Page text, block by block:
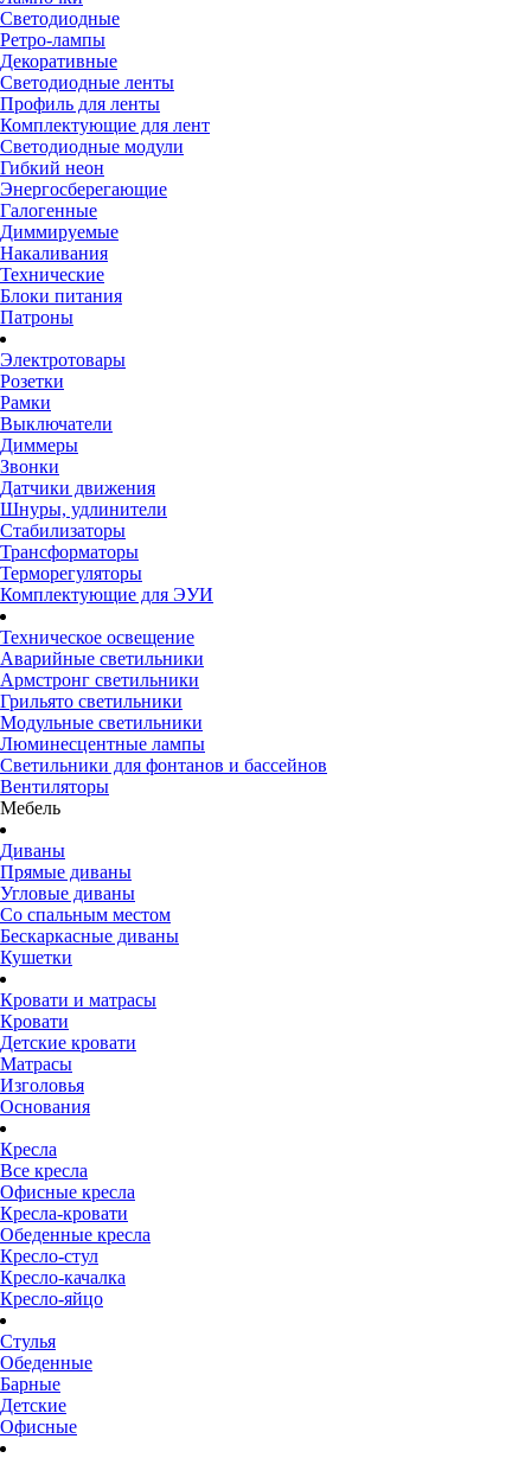
Светодиодные
Ретро-лампы
Декоративные
Светодиодные ленты
Профиль для ленты
Комплектующие для лент
Светодиодные модули
Гибкий неон
Энергосберегающие
Галогенные
Диммируемые
Накаливания
Технические
Блоки питания
Патроны
Электротовары
Розетки
Рамки
Выключатели
Диммеры
Звонки
Датчики движения
Шнуры, удлинители
Стабилизаторы
Трансформаторы
Терморегуляторы
Комплектующие для ЭУИ
Техническое освещение
Аварийные светильники
Армстронг светильники
Грильято светильники
Модульные светильники
Люминесцентные лампы
Светильники для фонтанов и бассейнов
Вентиляторы
Мебель
Диваны
Прямые диваны
Угловые диваны
Со спальным местом
Бескаркасные диваны
Кушетки
Кровати и матрасы
Кровати
Детские кровати
Матрасы
Изголовья
Основания
Кресла
Все кресла
Офисные кресла
Кресла-кровати
Обеденные кресла
Кресло-стул
Кресло-качалка
Кресло-яйцо
Стулья
Обеденные
Барные
Детские
Офисные